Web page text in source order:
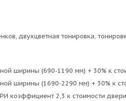
двухцветная тонировка,
ширины (690-1190 мм) + 30% к
ширины (1690-2290 мм) + 30% к
коэффициент 2,3 к стоимости двери